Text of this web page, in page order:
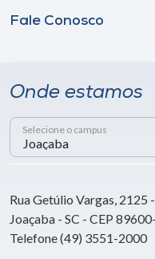
Fale Conosco
Onde estamos
Selecione o campus
Rua Getúlio Vargas, 2125
Joaçaba - SC - CEP
Telefone (49) 3551-2000